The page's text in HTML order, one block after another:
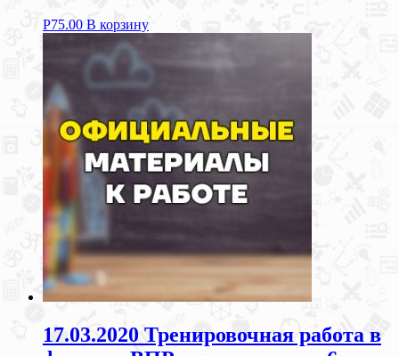
Р75.00 В корзину
17.03.2020 Тренировочная работа в